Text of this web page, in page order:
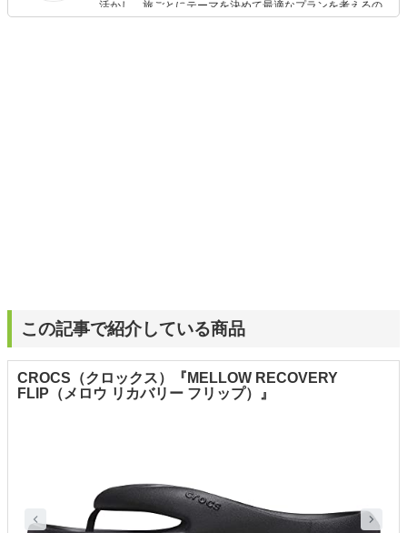
活かし、旅ごとにテーマを決めて最適なプランを考えるの
が得意。また、アパレルショップでの販売経験もあり。誰
この記事で紹介している商品
CROCS（クロックス）『MELLOW RECOVERY
FLIP（メロウ リカバリー フリップ）』